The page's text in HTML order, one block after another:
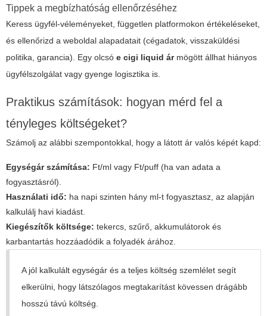
Tippek a megbízhatóság ellenőrzéséhez
Keress ügyfél-véleményeket, független platformokon értékeléseket,
és ellenőrizd a weboldal alapadatait (cégadatok, visszaküldési
politika, garancia). Egy olcsó e cigi liquid ármögött állhat hiányos
ügyfélszolgálat vagy gyenge logisztika is.
Praktikus számítások: hogyan mérd fel a
tényleges költségeket?
Számolj az alábbi szempontokkal, hogy a látott ár valós képét kapd:
Egységár számítása: Ft/ml vagy Ft/puff (ha van adata a
fogyasztásról).
Használati idő: ha napi szinten hány ml-t fogyasztasz, az alapján
kalkulálj havi kiadást.
Kiegészítők költsége: tekercs, szűrő, akkumulátorok és
karbantartás hozzáadódik a folyadék árához.
A jól kalkulált egységár és a teljes költség szemlélet segít
elkerülni, hogy látszólagos megtakarítást kövessen drágább
hosszú távú költség.